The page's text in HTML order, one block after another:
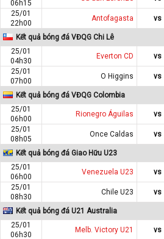
06h15
25/01
22h00
Antofagasta vs
Kết quả bóng đá VĐQG Chi Lê
25/01
04h30
Everton CD vs
25/01
07h00
O Higgins vs
Kết quả bóng đá VĐQG Colombia
25/01
06h00
Rionegro Águilas vs
25/01
08h05
Once Caldas vs
Kết quả bóng đá Giao Hữu U23
25/01
06h00
Venezuela U23 vs
25/01
08h30
Chile U23 vs
Kết quả bóng đá U21 Australia
25/01
06h30
Melb. Victory U21 vs